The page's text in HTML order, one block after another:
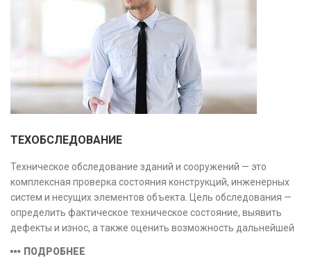
ТЕХОБСЛЕДОВАНИЕ
Техническое обследование зданий и сооружений — это
комплексная проверка состояния конструкций, инженерных
систем и несущих элементов объекта. Цель обследования —
определить фактическое техническое состояние, выявить
дефекты и износ, а также оценить возможность дальнейшей
ПОДРОБНЕЕ